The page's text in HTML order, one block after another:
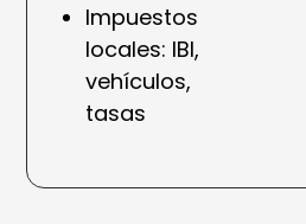
Impuestos
locales: IBI,
vehículos,
tasas